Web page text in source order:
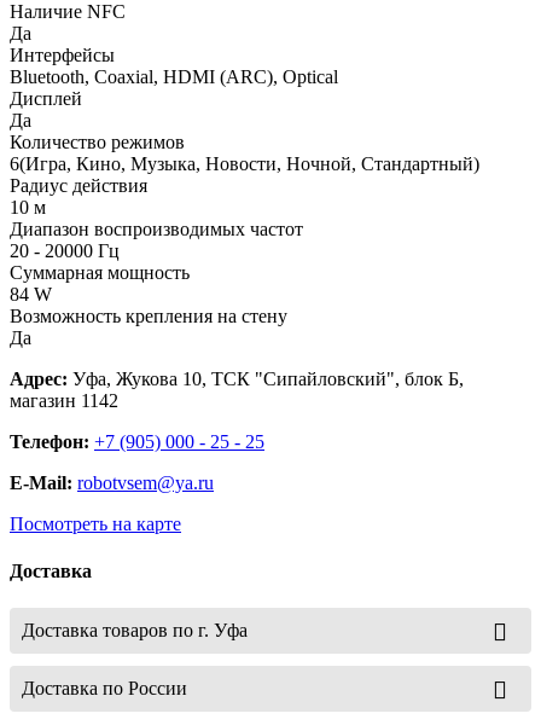
Наличие NFC
Да
Интерфейсы
Bluetooth, Coaxial, HDMI (ARC), Optical
Дисплей
Да
Количество режимов
6(Игра, Кино, Музыка, Новости, Ночной, Стандартный)
Радиус действия
10 м
Диапазон воспроизводимых частот
20 - 20000 Гц
Суммарная мощность
84 W
Возможность крепления на стену
Да
Адрес: Уфа, Жукова 10, ТСК "Сипайловский", блок Б,
магазин 1142
Телефон: +7 (905) 000 - 25 - 25
E-Mail: robotvsem@ya.ru
Посмотреть на карте
Доставка
Доставка товаров по г. Уфа
Доставка по России